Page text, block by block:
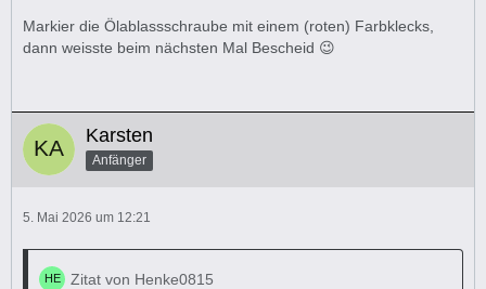
Markier die Ölablassschraube mit einem (roten) Farbklecks,
dann weisste beim nächsten Mal Bescheid 😉
Karsten
Anfänger
5. Mai 2026 um 12:21
Zitat von Henke0815